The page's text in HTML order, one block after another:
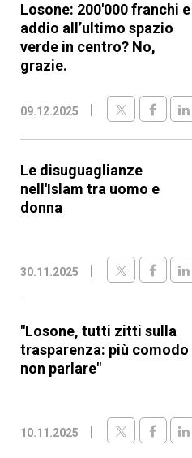
Losone: 200'000 franchi e
addio all’ultimo spazio
verde in centro? No,
grazie.
09.12.2025
Le disuguaglianze
nell'Islam tra uomo e
donna
30.11.2025
"Losone, tutti zitti sulla
trasparenza: più comodo
non parlare"
10.11.2025